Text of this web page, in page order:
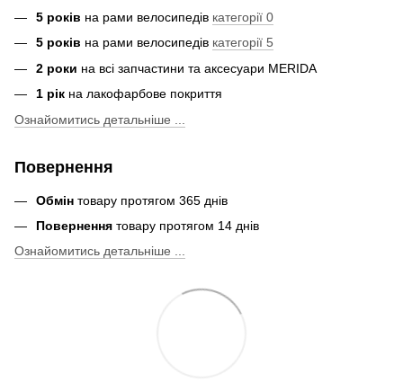
5 років на рами велосипедів категорії 0
5 років на рами велосипедів категорії 5
2 роки на всі запчастини та аксесуари MERIDA
1 рік на лакофарбове покриття
Ознайомитись детальніше ...
Повернення
Обмін товару протягом 365 днів
Повернення товару протягом 14 днів
Ознайомитись детальніше ...